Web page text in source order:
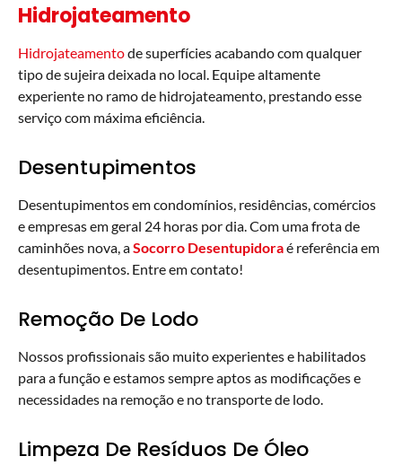
Hidrojateamento
Hidrojateamentode superfícies acabando com qualquer
tipo de sujeira deixada no local. Equipe altamente
experiente no ramo de hidrojateamento, prestando esse
serviço com máxima eficiência.
Desentupimentos
Desentupimentos em condomínios, residências, comércios
e empresas em geral 24 horas por dia. Com uma frota de
caminhões nova, aSocorro Desentupidoraé referência em
desentupimentos. Entre em contato!
Remoção De Lodo
Nossos profissionais são muito experientes e habilitados
para a função e estamos sempre aptos as modificações e
necessidades na remoção e no transporte de lodo.
Limpeza De Resíduos De Óleo